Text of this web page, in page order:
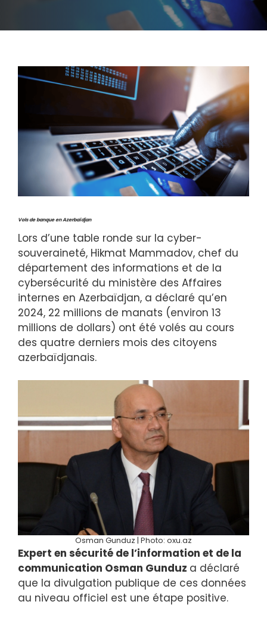
Vols de banque en Azerbaïdjan
Lors d’une table ronde sur la cyber-
souveraineté, Hikmat Mammadov, chef du
département des informations et de la
cybersécurité du ministère des Affaires
internes en Azerbaïdjan, a déclaré qu’en
2024, 22 millions de manats (environ 13
millions de dollars) ont été volés au cours
des quatre derniers mois des citoyens
azerbaïdjanais.
Osman Gunduz | Photo: oxu.az
Expert en sécurité de l’information et de la
communication Osman Gunduz a déclaré
que la divulgation publique de ces données
au niveau officiel est une étape positive.